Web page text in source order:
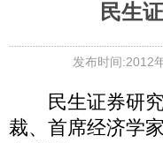
民生
发布时间:2012
民生证券研究
裁、首席经济学